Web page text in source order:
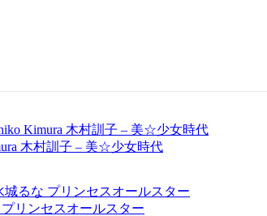
木村訓子 – 美☆少女時代
リンセスオールスター